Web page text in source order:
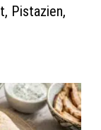
Pistazien,